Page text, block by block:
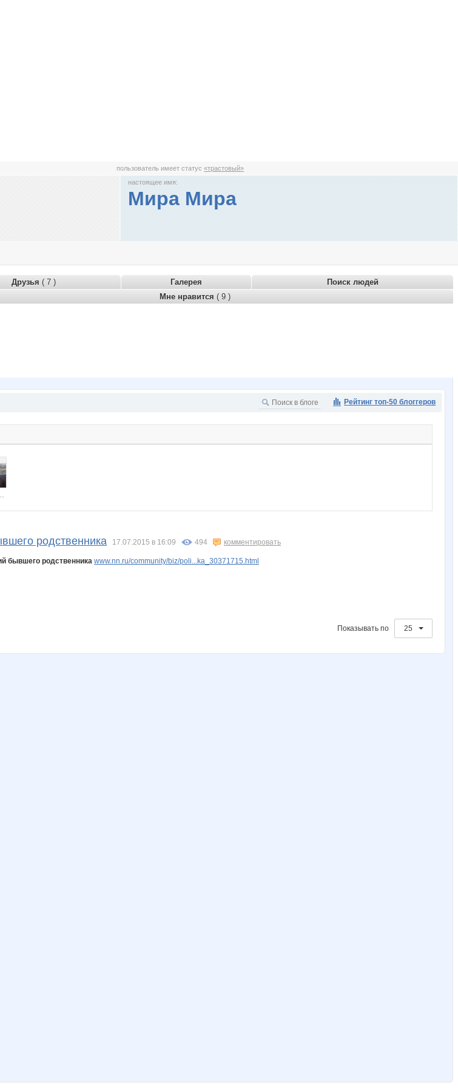
пользователь имеет статус«трастовый»
настоящее имя:
Мира Мира
Друзья ( 7 ) Галерея
Поиск людей
Мне нравится ( 9 )
Рейтинг топ-50 блоггеров
родственника 17.07.2015 в 16:09 494 комментировать
бывшего родственника www.nn.ru/community/biz/poli...ka_30371715.html
25
Показывать по